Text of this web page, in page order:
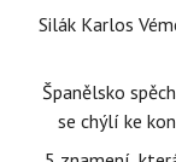
Silák Karlos
Španělsko
se chýlí ke